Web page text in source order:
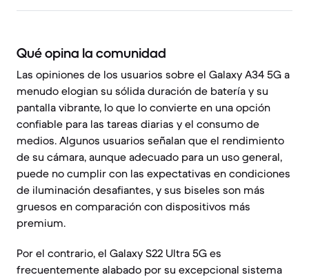
Qué opina la comunidad
Las opiniones de los usuarios sobre el Galaxy A34 5G a
menudo elogian su sólida duración de batería y su
pantalla vibrante, lo que lo convierte en una opción
confiable para las tareas diarias y el consumo de
medios. Algunos usuarios señalan que el rendimiento
de su cámara, aunque adecuado para un uso general,
puede no cumplir con las expectativas en condiciones
de iluminación desafiantes, y sus biseles son más
gruesos en comparación con dispositivos más
premium.
Por el contrario, el Galaxy S22 Ultra 5G es
frecuentemente alabado por su excepcional sistema